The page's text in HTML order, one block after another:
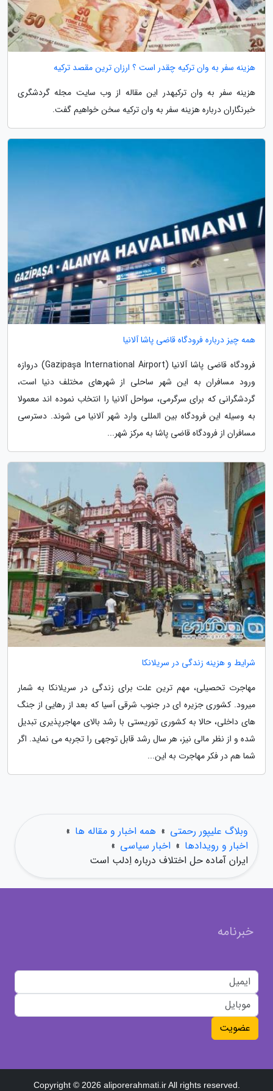
هزینه سفر به وان ترکیه چقدر است ؟ ارزان ترین مقصد ترکیه
هزینه سفر به وان ترکیهدر این مقاله از وب سایت مجله گردشگری
خبرنگاران درباره هزینه سفر به وان ترکیه سخن خواهیم گفت.
همه چیز درباره فرودگاه قاضی پاشا آلانیا
فرودگاه قاضی پاشا آلانیا (Gazipaşa International Airport) دروازه
ورود مسافران به این شهر ساحلی از شهرهای مختلف دنیا است،
گردشگرانی که برای سرگرمی، سواحل آلانیا را انتخاب نموده اند معمولا
به وسیله این فرودگاه بین المللی وارد شهر آلانیا می شوند. دسترسی
مسافران از فرودگاه قاضی پاشا به مرکز شهر...
شرایط و هزینه زندگی در سریلانکا
مهاجرت تحصیلی، مهم ترین علت برای زندگی در سریلانکا به شمار
میرود. کشوری جزیره ای در جنوب شرقی آسیا که بعد از رهایی از جنگ
های داخلی، حالا به کشوری توریستی با رشد بالای مهاجرپذیری تبدیل
شده و از نظر مالی نیز، هر سال رشد قابل توجهی را تجربه می نماید. اگر
شما هم در فکر مهاجرت به این...
وبلاگ علیپور رحمتی » همه اخبار و مقاله ها »
اخبار و رویدادها » اخبار سیاسی »
ایران آماده حل اختلاف درباره اِدلب است
خبرنامه
عضویت
Copyright © 2026 aliporerahmati.ir All rights reserved.